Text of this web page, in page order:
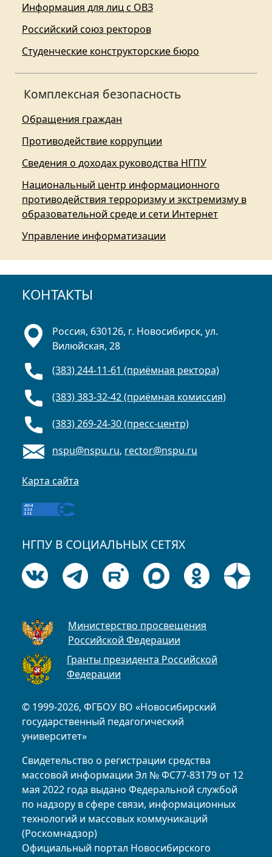
Информация для лиц с ОВЗ
Российский союз ректоров
Студенческие конструкторские бюро
Комплексная безопасность
Обращения граждан
Противодействие коррупции
Сведения о доходах руководства НГПУ
Национальный центр информационного
противодействия терроризму и экстремизму в
образовательной среде и сети Интернет
Управление информатизации
КОНТАКТЫ
© 1999-2026, ФГБОУ ВО «Новосибирский
государственный педагогический
университет»
Свидетельство о регистрации средства
массовой информации Эл № ФС77-83179 от 12
мая 2022 года выдано Федеральной службой
по надзору в сфере связи, информационных
технологий и массовых коммуникаций
(Роскомнадзор)
Официальный портал Новосибирского
Россия, 630126, г. Новосибирск, ул.
Вилюйская, 28
(383) 244-11-61 (приёмная ректора)
(383) 383-32-42 (приёмная комиссия)
(383) 269-24-30 (пресс-центр)
nspu@nspu.ru, rector@nspu.ru
Карта сайта
НГПУ В СОЦИАЛЬНЫХ СЕТЯХ
Министерство просвещения
Российской Федерации
Гранты президента Российской
Федерации